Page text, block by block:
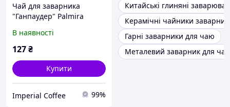
Чай для заварника
"Ганпаудер" Palmira
(10 шт.)
В наявності
127₴
Купити
Imperial Coffee 99%
Китайські глиняні
Керамічні чайники
Гарні заварники для чаю
Металевий заварник для